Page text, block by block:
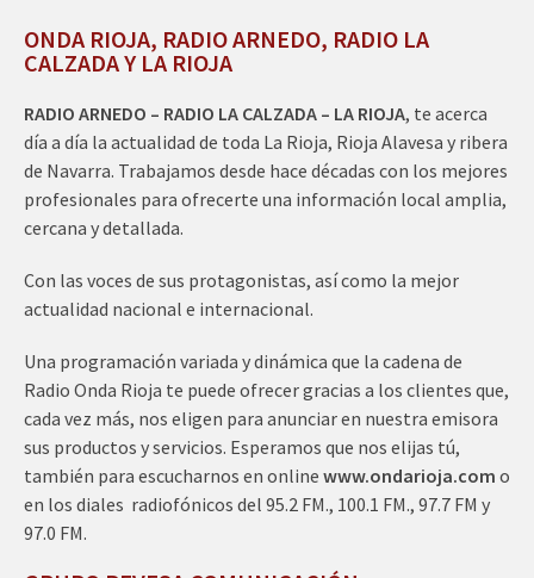
ONDA RIOJA, RADIO ARNEDO, RADIO LA
CALZADA Y LA RIOJA
RADIO ARNEDO – RADIO LA CALZADA – LA RIOJA, te acerca
día a día la actualidad de toda La Rioja, Rioja Alavesa y ribera
de Navarra. Trabajamos desde hace décadas con los mejores
profesionales para ofrecerte una información local amplia,
cercana y detallada.
Con las voces de sus protagonistas, así como la mejor
actualidad nacional e internacional.
Una programación variada y dinámica que la cadena de
Radio Onda Rioja te puede ofrecer gracias a los clientes que,
cada vez más, nos eligen para anunciar en nuestra emisora
sus productos y servicios. Esperamos que nos elijas tú,
también para escucharnos en online www.ondarioja.com o
en los diales radiofónicos del 95.2 FM., 100.1 FM., 97.7 FM y
97.0 FM.